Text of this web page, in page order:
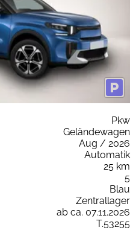
Pkw
Geländewagen
Aug / 2026
Automatik
25 km
5
Blau
Zentrallager
ab ca. 07.11.2026
T.53255